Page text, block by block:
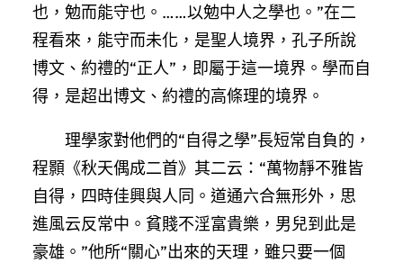
也，勉而能守也。……以勉中人之學也。”在二
程看來，能守而未化，是聖人境界，孔子所說
博文、約禮的“正人”，即屬于這一境界。學而自
得，是超出博文、約禮的高條理的境界。
理學家對他們的“自得之學”長短常自負的，
程顥《秋天偶成二首》其二云：“萬物靜不雅皆
自得，四時佳興與人同。道通六合無形外，思
進風云反常中。貧賤不淫富貴樂，男兒到此是
豪雄。”他所“關心”出來的天理，雖只要一個